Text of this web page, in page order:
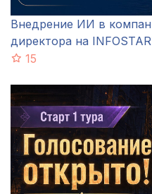
Внедрение ИИ в
директора на
15